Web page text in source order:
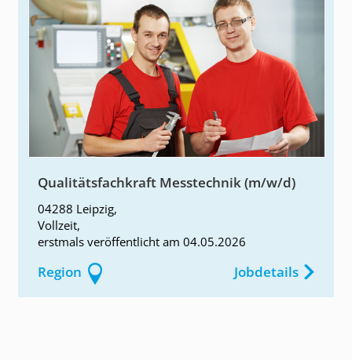
Qualitätsfachkraft Messtechnik (m/w/d)
04288 Leipzig,
Vollzeit,
erstmals veröffentlicht am 04.05.2026
Jobdetails
Region